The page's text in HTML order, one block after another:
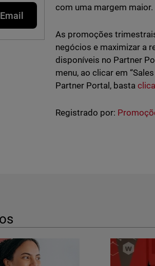
com uma margem maior.
As promoções
negócios e maximizar a
disponíveis no Partner
menu, ao clicar em
Partner Portal, basta
Registrado por: